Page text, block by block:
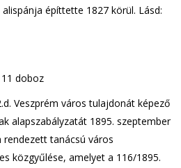
építtette 1827 körül. Lásd:
11 doboz
Veszprém város tulajdonát képező
alapszabályzatát 1895. szeptember
rendezett tanácsú város
közgyűlése, amelyet a 116/1895.